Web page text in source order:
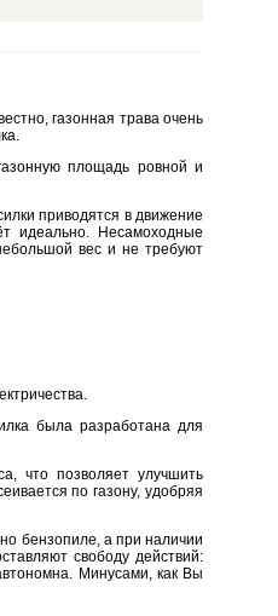
газонная трава очень
площадь ровной и
приводятся в движение
идеально. Несамоходные
вес и не требуют
была разработана для
что позволяет улучшить
по газону, удобряя
бензопиле, а при наличии
свободу действий:
Минусами, как Вы